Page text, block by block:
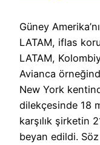
Güney
LATAM, iflas
LATAM,
Avianca
New York
dilekçesinde 18
karşılık şirketin
beyan edildi.